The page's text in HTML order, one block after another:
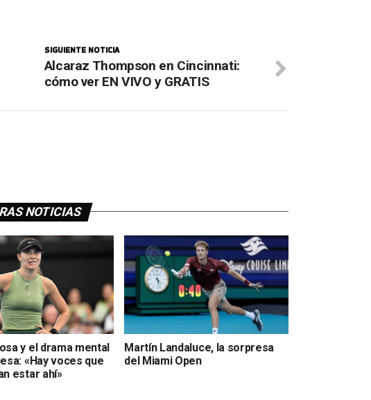
SIGUIENTE NOTICIA
Alcaraz Thompson en Cincinnati:
cómo ver EN VIVO y GRATIS
NOTICIAS
y el drama mental
«Hay voces que
estar ahí»
Martín Landaluce, la sorpresa
del Miami Open